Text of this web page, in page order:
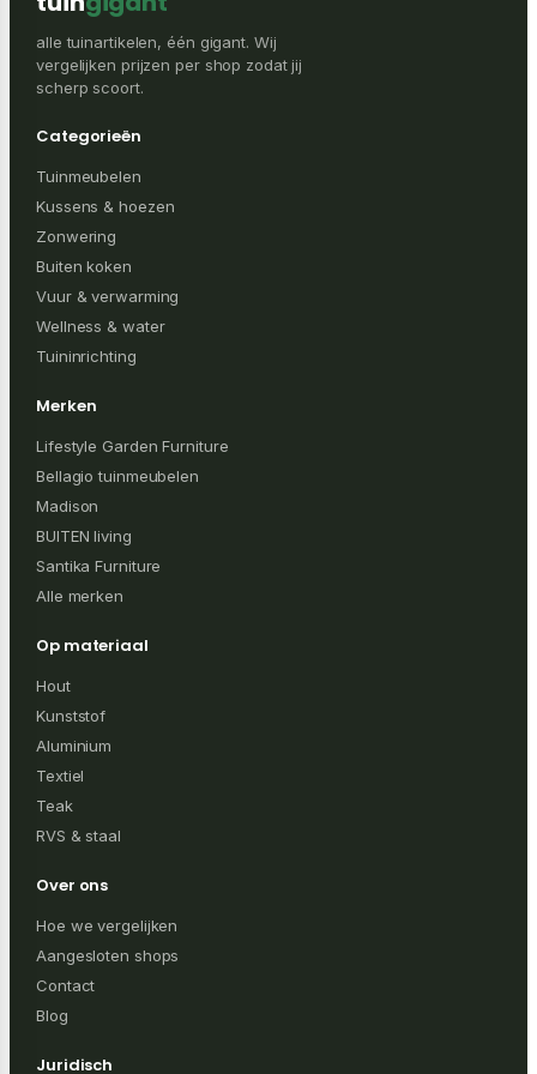
alle tuinartikelen, één gigant. Wij
vergelijken prijzen per shop zodat jij
scherp scoort.
Categorieën
Tuinmeubelen
Kussens & hoezen
Zonwering
Buiten koken
Vuur & verwarming
Wellness & water
Tuininrichting
Merken
Lifestyle Garden Furniture
Bellagio tuinmeubelen
Madison
BUITEN living
Santika Furniture
Alle merken
Op materiaal
Hout
Kunststof
Aluminium
Textiel
Teak
RVS & staal
Over ons
Hoe we vergelijken
Aangesloten shops
Contact
Blog
Juridisch